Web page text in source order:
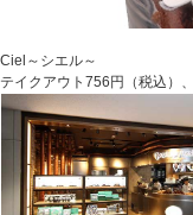
Ciel～シエル～
テイクアウト756円（税込）